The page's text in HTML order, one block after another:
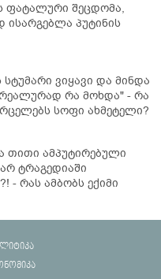
ფატალური შეცდომა,
ისარგებლა პუტინის
ვიყავი და მინდა
რა მოხდა" - რა
სოფი ახმეტელი?
თითი ამპუტირებული
ტრაგედიაში
- რას ამბობს ექიმი